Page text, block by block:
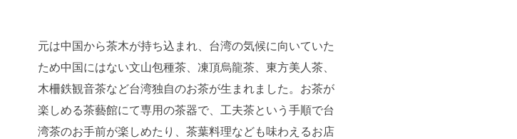
元は中国から茶木が持ち込まれ、台湾の気候に向いていた
ため中国にはない文山包種茶、凍頂烏龍茶、東方美人茶、
木柵鉄観音茶など台湾独自のお茶が生まれました。お茶が
楽しめる茶藝館にて専用の茶器で、工夫茶という手順で台
湾茶のお手前が楽しめたり、茶葉料理なども味わえるお店